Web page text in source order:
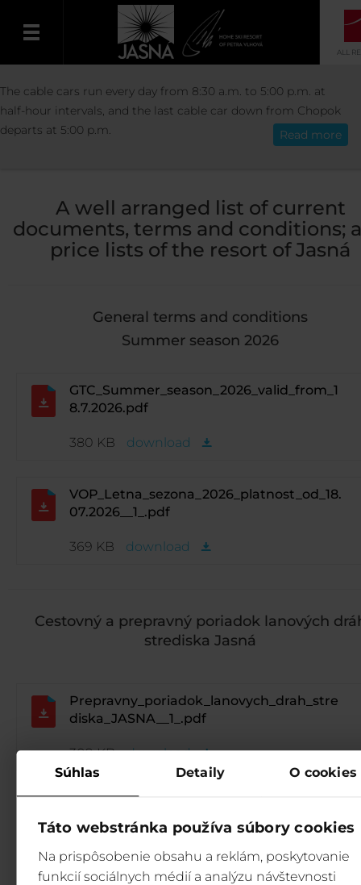
Súhlas Detaily O cookies
Táto webstránka používa súbory cookies
Na prispôsobenie obsahu a reklám, poskytovanie
funkcií sociálnych médií a analýzu návštevnosti
English
ALL
INFORMATION DOCUMENTS
A well arranged list of current
documents, terms and conditions;
price lists of the resort of Jasná
General terms and conditions
Summer season 2026
GTC_Summer_season_2026_valid_from_1
8.7.2026.pdf
380 KB download
VOP_Letna_sezona_2026_platnost_od_18.
07.2026__1_.pdf
369 KB download
Cestovný a prepravný poriadok lanových
strediska Jasná
Prepravny_poriadok_lanovych_drah_stre
diska_JASNA__1_.pdf
309 KB download
iska_JASNA.pdf
162 KB download
The cable cars run every day from 8:30 a.m. to 5:00 p.m. at
half-hour intervals, and the last cable car down from Chopok
departs at 5:00 p.m.
Read more